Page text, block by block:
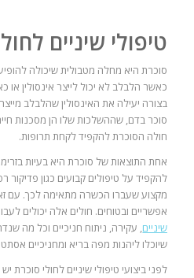
טיפולי שיניים
סוכרת היא מחלה מטבולית שיכולה
כאשר הלבלב לא יכול לייצר אינסולין או
בצורה יעילה את האינסולין שהלבלב
סוכר בדם, שההשלכות שלו הן מסכנות
חולה הסוכרת להקפיד לקחת תרופות.
אחת התוצאות של סוכרת היא בעיות
להקפיד על טיפולים קבועים כגון פדיקור
מקצוע שעברו הכשרה מתאימה לכך. עם
אפשריים ובטוחים. חולים אלה יכולים
שיניים, עקירה, ניתוח חניכיים וכל מה
שיוכלו ליהנות מפה בריא ומחניכיים
לפני ביצועי טיפולי שיניים לחולי סוכרת